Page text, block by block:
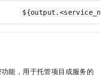
能，用于托管项目或服务的